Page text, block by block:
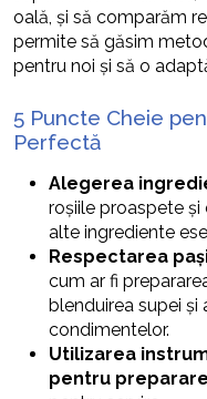
oală, și să comparăm
permite să găsim
pentru noi și să o
5 Puncte Cheie
Perfectă
Alegerea
roșiile proaspete și
alte ingrediente
Respectarea
cum ar fi
blenduirea supei
condimentelor.
Utilizarea
pentru preparare